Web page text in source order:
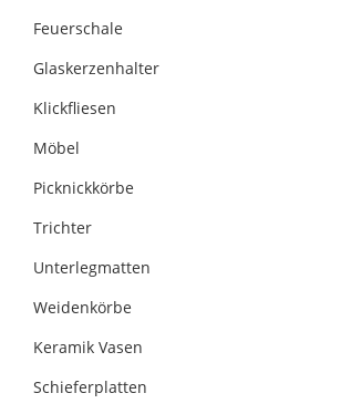
Feuerschale
Glaskerzenhalter
Klickfliesen
Möbel
Picknickkörbe
Trichter
Unterlegmatten
Weidenkörbe
Keramik Vasen
Schieferplatten